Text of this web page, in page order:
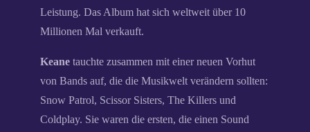
Leistung. Das Album hat sich weltweit über 10
Millionen Mal verkauft.
Keane tauchte zusammen mit einer neuen Vorhut
von Bands auf, die die Musikwelt verändern sollten:
Snow Patrol, Scissor Sisters, The Killers und
Coldplay. Sie waren die ersten, die einen Sound